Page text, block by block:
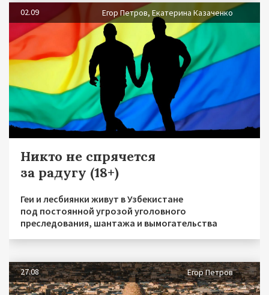
02.09 Егор Петров, Екатерина Казаченко
Никто не спрячется
за радугу (18+)
Геи и лесбиянки живут в Узбекистане
под постоянной угрозой уголовного
преследования, шантажа и вымогательства
27.08 Егор Петров